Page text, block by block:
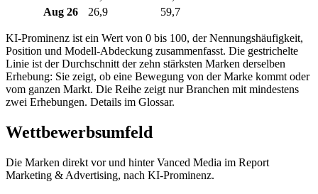
Aug 26
26,9 59,7
KI-Prominenz ist ein Wert von 0 bis 100, der Nennungshäufigkeit,
Position und Modell-Abdeckung zusammenfasst. Die gestrichelte
Linie ist der Durchschnitt der zehn stärksten Marken derselben
Erhebung: Sie zeigt, ob eine Bewegung von der Marke kommt oder
vom ganzen Markt. Die Reihe zeigt nur Branchen mit mindestens
zwei Erhebungen. Details im Glossar.
Wettbewerbsumfeld
Die Marken direkt vor und hinter Vanced Media im Report
Marketing & Advertising, nach KI-Prominenz.